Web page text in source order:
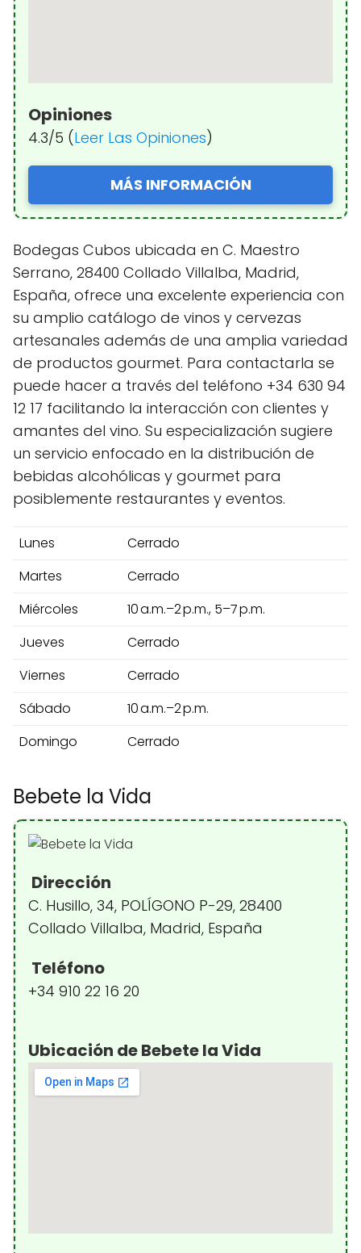
Opiniones
4.3/5 (Leer Las Opiniones)
MÁS INFORMACIÓN
Bodegas Cubos ubicada en C. Maestro
Serrano, 28400 Collado Villalba, Madrid,
España, ofrece una excelente experiencia con
su amplio catálogo de vinos y cervezas
artesanales además de una amplia variedad
de productos gourmet. Para contactarla se
puede hacer a través del teléfono +34 630 94
12 17 facilitando la interacción con clientes y
amantes del vino. Su especialización sugiere
un servicio enfocado en la distribución de
bebidas alcohólicas y gourmet para
posiblemente restaurantes y eventos.
Lunes
Cerrado
Martes
Cerrado
Miércoles
10 a.m.–2 p.m., 5–7 p.m.
Jueves
Cerrado
Viernes
Cerrado
Sábado
10 a.m.–2 p.m.
Domingo
Cerrado
Bebete la Vida
Dirección
C. Husillo, 34, POLÍGONO P-29, 28400
Collado Villalba, Madrid, España
Teléfono
+34 910 22 16 20
Ubicación de Bebete la Vida